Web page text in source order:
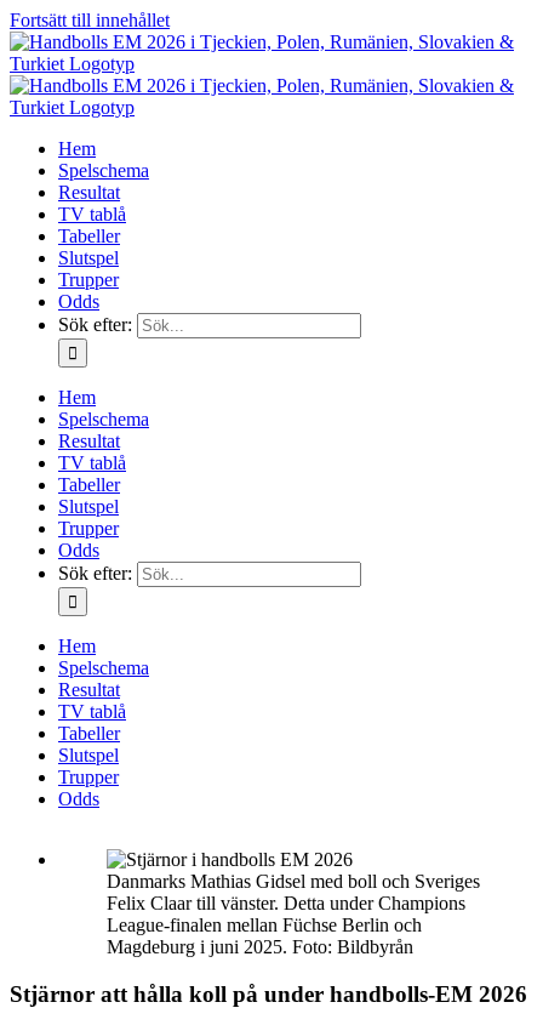
Fortsätt till innehållet
Hem
Spelschema
Resultat
TV tablå
Tabeller
Slutspel
Trupper
Odds
Sök efter:
Hem
Spelschema
Resultat
TV tablå
Tabeller
Slutspel
Trupper
Odds
Sök efter:
Hem
Spelschema
Resultat
TV tablå
Tabeller
Slutspel
Trupper
Odds
Danmarks Mathias Gidsel med boll och Sveriges
Felix Claar till vänster. Detta under Champions
League-finalen mellan Füchse Berlin och
Magdeburg i juni 2025. Foto: Bildbyrån
Stjärnor att hålla koll på under handbolls-EM 2026